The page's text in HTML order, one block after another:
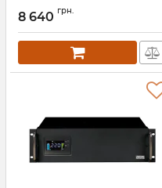
8 640 грн.